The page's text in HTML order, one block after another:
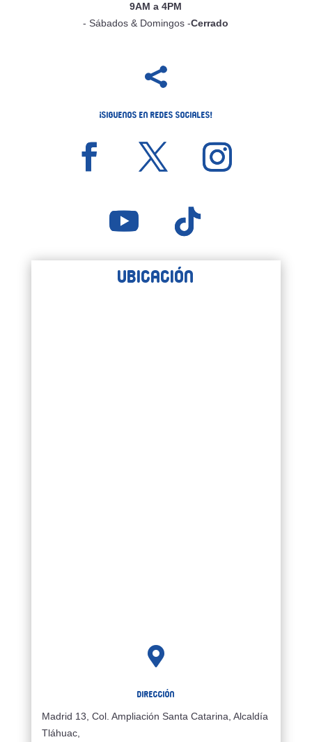
9AM a 4PM
- Sábados & Domingos -Cerrado

¡Siguenos en Redes Sociales!
Ubicación

Dirección
Madrid 13, Col. Ampliación Santa Catarina, Alcaldía
Tláhuac,